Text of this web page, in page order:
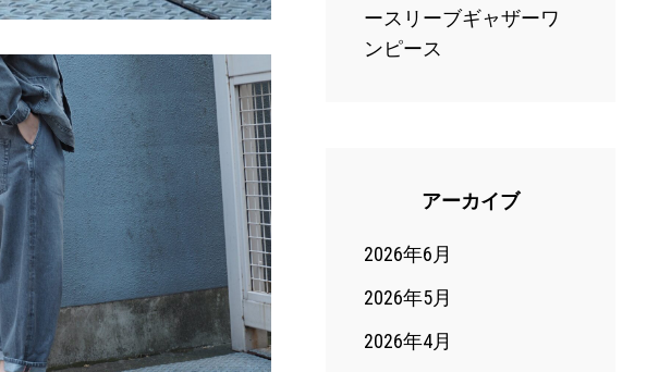
ースリーブギャザーワ
ンピース
アーカイブ
2026年6月
2026年5月
2026年4月